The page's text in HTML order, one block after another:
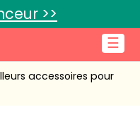
☰
>>
accessoires pour